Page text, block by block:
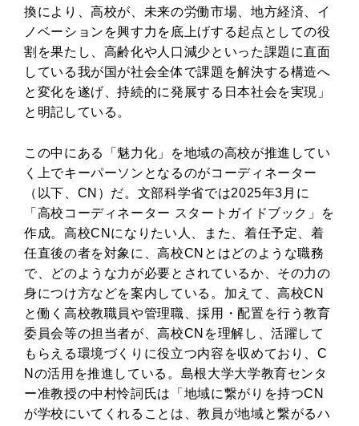
換により、高校が、未来の労働市場、地方経済、イ
ノベーションを興す力を底上げする起点としての役
割を果たし、高齢化や人口減少といった課題に直面
している我が国が社会全体で課題を解決する構造へ
と変化を遂げ、持続的に発展する日本社会を実現」
と明記している。
この中にある「魅力化」を地域の高校が推進してい
く上でキーパーソンとなるのがコーディネーター
（以下、CN）だ。文部科学省では2025年3月に
「高校コーディネーター スタートガイドブック」を
作成。高校CNになりたい人、また、着任予定、着
任直後の者を対象に、高校CNとはどのような職務
で、どのような力が必要とされているか、その力の
身につけ方などを案内している。加えて、高校CN
と働く高校教職員や管理職、採用・配置を行う教育
委員会等の担当者が、高校CNを理解し、活躍して
もらえる環境づくりに役立つ内容を収めており、C
Nの活用を推進している。島根大学大学教育センタ
ー准教授の中村怜詞氏は「地域に繋がりを持つCN
が学校にいてくれることは、教員が地域と繋がるハ